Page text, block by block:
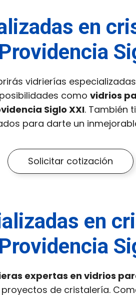
en
vidrierías
como vidrios
Siglo XXI. También
para darte un
Solicitar cotización
en
expertas en vidrios
de cristalería.